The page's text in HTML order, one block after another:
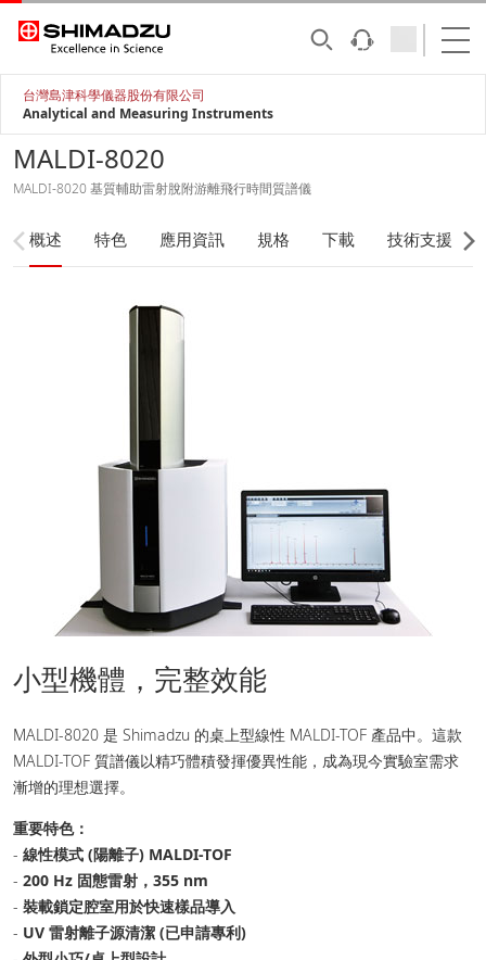
台灣島津科學儀器股份有限公司
Analytical and Measuring Instruments
MALDI-8020
MALDI-8020 基質輔助雷射脫附游離飛行時間質譜儀
概述 特色 應用資訊 規格 下載 技術支援
小型機體，完整效能
MALDI-8020 是 Shimadzu 的桌上型線性 MALDI-TOF 產品中。這款
MALDI-TOF 質譜儀以精巧體積發揮優異性能，成為現今實驗室需求
漸增的理想選擇。
重要特色：
- 線性模式 (陽離子) MALDI-TOF
- 200 Hz 固態雷射，355 nm
- 裝載鎖定腔室用於快速樣品導入
- UV 雷射離子源清潔 (已申請專利)